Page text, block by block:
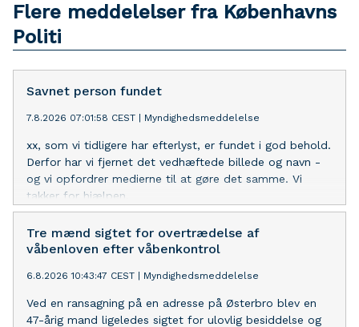
Flere meddelelser fra Københavns
Politi
Savnet person fundet
7.8.2026 07:01:58 CEST Myndighedsmeddelelse
xx, som vi tidligere har efterlyst, er fundet i god behold.
Derfor har vi fjernet det vedhæftede billede og navn -
og vi opfordrer medierne til at gøre det samme. Vi
takker for hjælpen.
Tre mænd sigtet for overtrædelse af
våbenloven efter våbenkontrol
6.8.2026 10:43:47 CEST Myndighedsmeddelelse
Ved en ransagning på en adresse på Østerbro blev en
47-årig mand ligeledes sigtet for ulovlig besiddelse og